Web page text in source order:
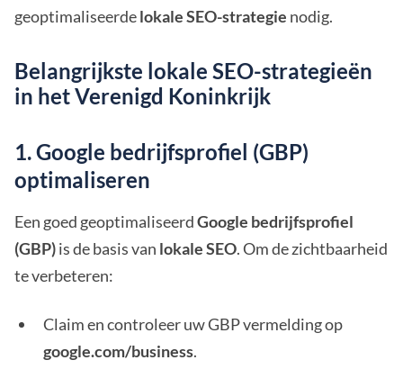
geoptimaliseerdelokale SEO-strategie nodig.
Belangrijkste lokale SEO-strategieën
in het Verenigd Koninkrijk
1. Google bedrijfsprofiel (GBP)
optimaliseren
Een goed geoptimaliseerdGoogle bedrijfsprofiel
(GBP)is de basis van lokale SEO. Om de zichtbaarheid
te verbeteren:
Claim en controleer uw GBP vermelding op
google.com/business.